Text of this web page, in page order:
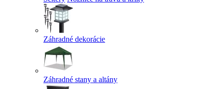
Záhradné dekorácie
Záhradné stany a altány